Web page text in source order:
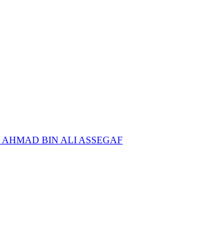
BIN ALI ASSEGAF